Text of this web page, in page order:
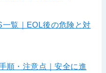
覧｜EOL後の危険と対
順・注意点｜安全に進